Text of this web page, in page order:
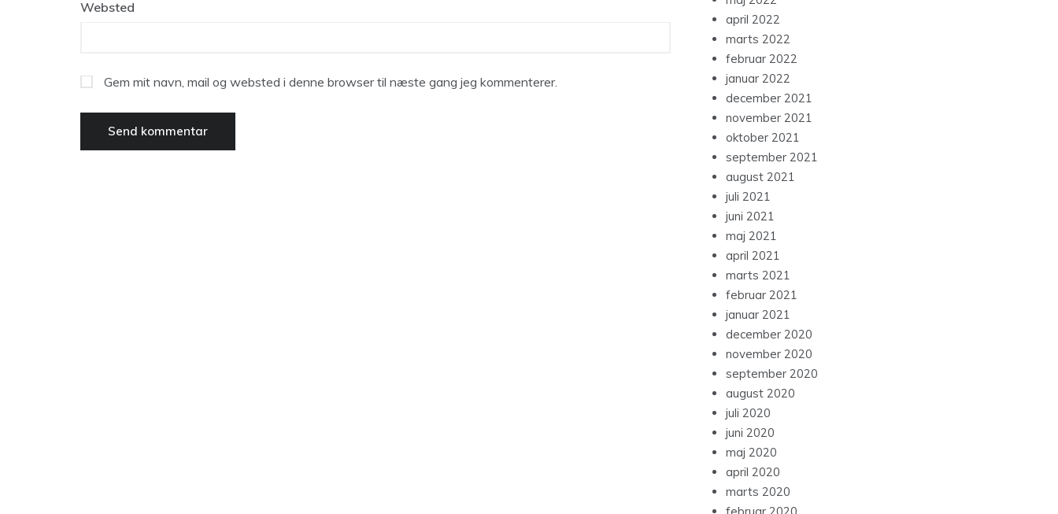
Websted
Gem mit navn, mail og websted i denne browser til næste gang jeg kommenterer.
april 2022
marts 2022
februar 2022
januar 2022
december 2021
november 2021
oktober 2021
september 2021
august 2021
juli 2021
juni 2021
maj 2021
april 2021
marts 2021
februar 2021
januar 2021
december 2020
november 2020
september 2020
august 2020
juli 2020
juni 2020
maj 2020
april 2020
marts 2020